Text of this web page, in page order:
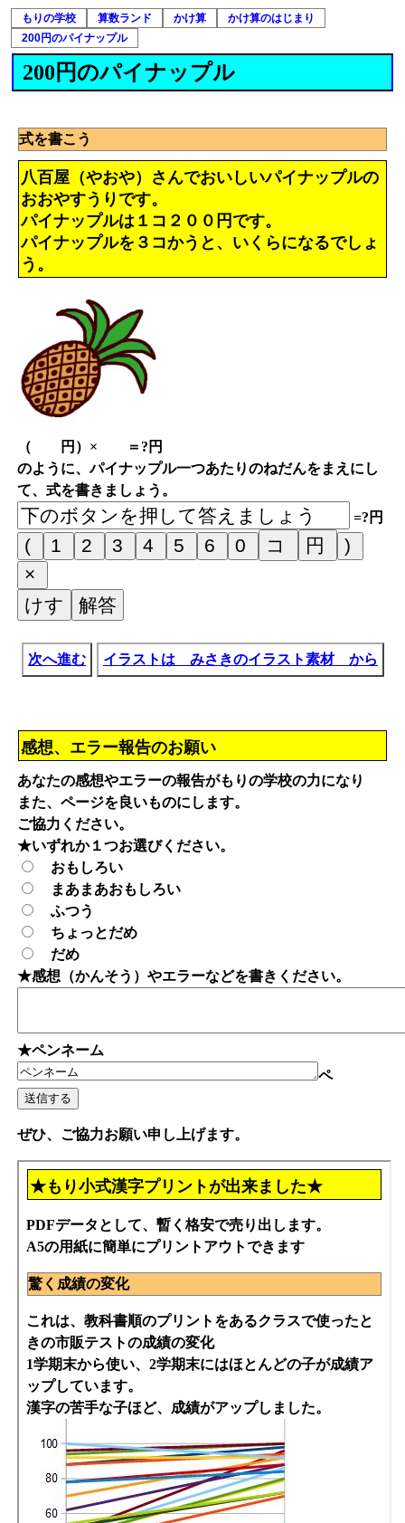
もりの学校 算数ランド かけ算
かけ算のはじまり
200円のパイナップル
200円のパイナップル
式を書こう
八百屋（やおや）さんでおいしいパイナップルの
おおやすうりです。
パイナップルは１コ２００円です。
パイナップルを３コかうと、いくらになるでしょ
う。
（ 円）× ＝?円
のように、パイナップル一つあたりのねだんをまえにし
て、式を書きましょう。
=?円
次へ進む イラストは みさきのイラスト素材 から
感想、エラー報告のお願い
あなたの感想やエラーの報告がもりの学校の力になり
また、ページを良いものにします。
ご協力ください。
★いずれか１つお選びください。
おもしろい
まあまあおもしろい
ふつう
ちょっとだめ
だめ
★感想（かんそう）やエラーなどを書きください。
★ペンネーム
ペ
ぜひ、ご協力お願い申し上げます。